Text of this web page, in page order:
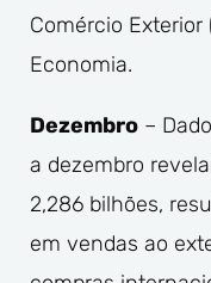
Comércio Exterior
Economia.
Dezembro –
a dezembro
2,286 bilhões,
em vendas ao